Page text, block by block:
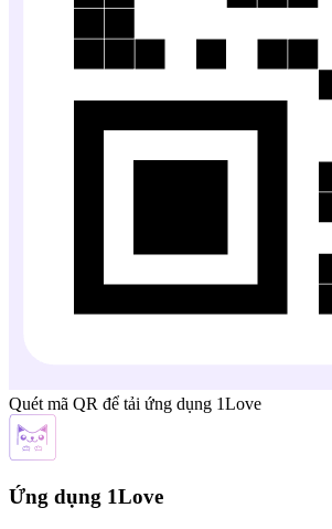
Quét mã QR để tải ứng dụng 1Love
Ứng dụng 1Love